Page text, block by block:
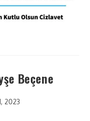
Beçene
2023